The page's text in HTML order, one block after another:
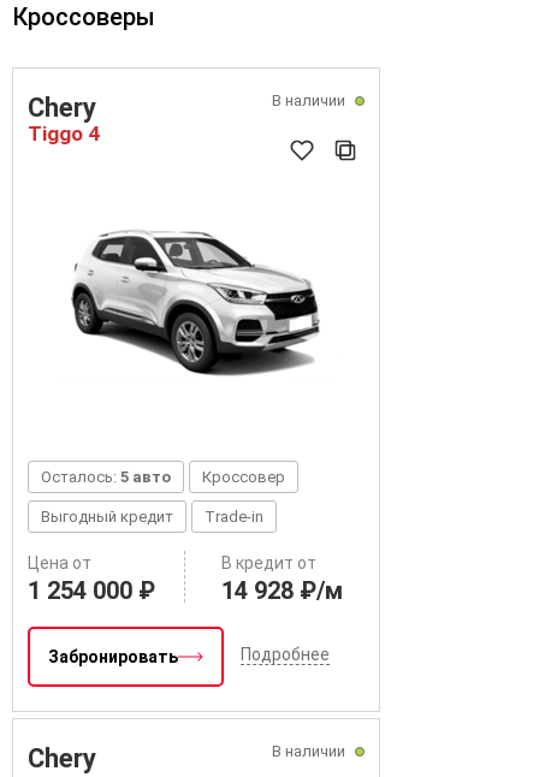
Кроссоверы
В наличии
Chery
Tiggo 4
Осталось: 5 авто Кроссовер
Выгодный кредит Trade-in
Цена от
1 254 000 ₽
В кредит от
14 928 ₽/м
Забронировать Подробнее
В наличии
Chery